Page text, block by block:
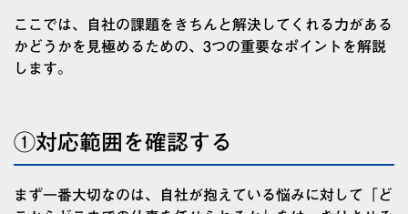
ここでは、自社の課題をきちんと解決してくれる力がある
かどうかを見極めるための、3つの重要なポイントを解説
します。
①対応範囲を確認する
まず一番大切なのは、自社が抱えている悩みに対して「ど